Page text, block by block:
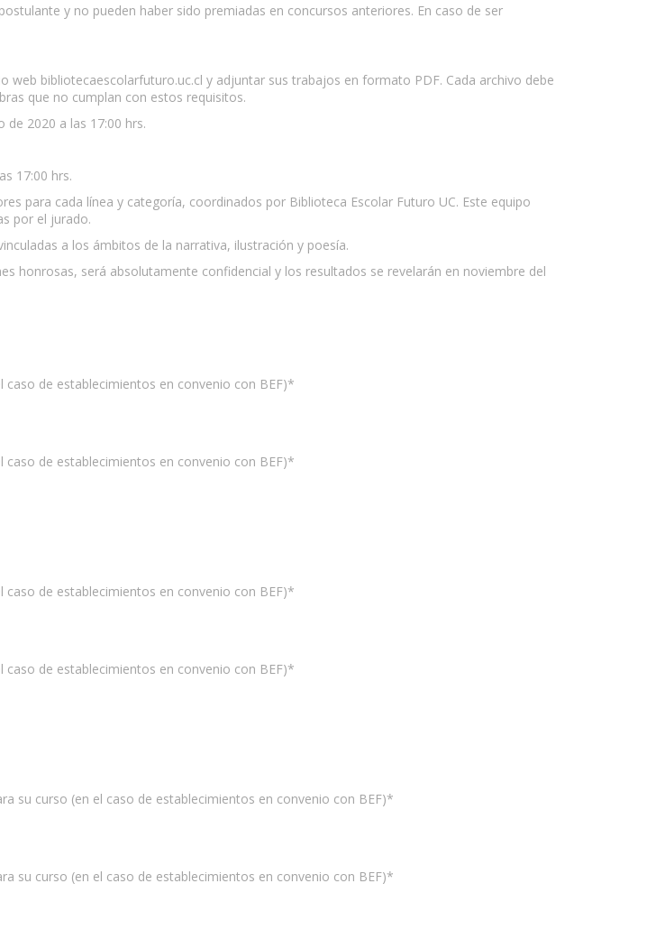
y no pueden haber sido premiadas en concursos anteriores. En caso de ser
bibliotecaescolarfuturo.uc.cl y adjuntar sus trabajos en formato PDF. Cada archivo debe
que no cumplan con estos requisitos.
de 2020 a las 17:00 hrs.
17:00 hrs.
para cada línea y categoría, coordinados por Biblioteca Escolar Futuro UC. Este equipo
por el jurado.
a los ámbitos de la narrativa, ilustración y poesía.
honrosas, será absolutamente confidencial y los resultados se revelarán en noviembre del
de establecimientos en convenio con BEF)*
de establecimientos en convenio con BEF)*
de establecimientos en convenio con BEF)*
de establecimientos en convenio con BEF)*
su curso (en el caso de establecimientos en convenio con BEF)*
su curso (en el caso de establecimientos en convenio con BEF)*